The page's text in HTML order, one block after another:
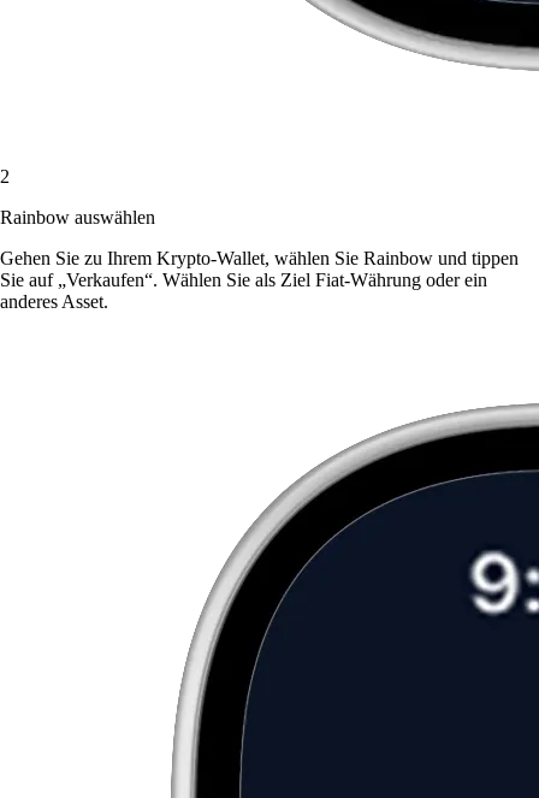
2
Rainbow auswählen
Gehen Sie zu Ihrem Krypto-Wallet, wählen Sie Rainbow und tippen
Sie auf „Verkaufen“. Wählen Sie als Ziel Fiat-Währung oder ein
anderes Asset.